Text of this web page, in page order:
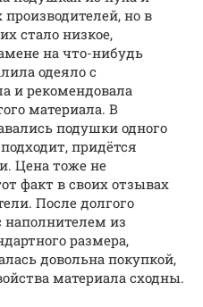
но в
стало низкое,
на что-нибудь
одеяло с
и рекомендовала
материала. В
подушки одного
придётся
Цена тоже не
факт в своих отзывах
После долгого
наполнителем из
размера,
довольна покупкой,
материала сходны.